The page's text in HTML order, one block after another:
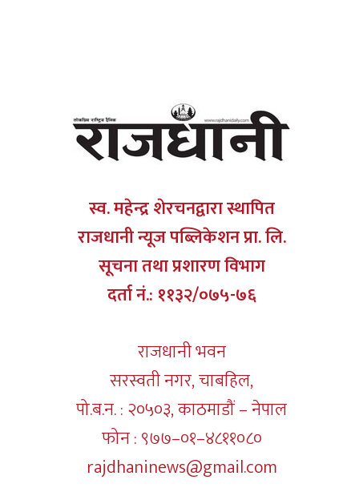
स्व. महेन्द्र शेरचनद्वारा स्थापित
राजधानी न्यूज पब्लिकेशन प्रा. लि.
सूचना तथा प्रशारण विभाग
दर्ता नं.: ११३२/०७५-७६
राजधानी भवन
सरस्वती नगर, चाबहिल,
पो.ब.न. : २०५०३, काठमाडौं – नेपाल
फोन : ९७७–०१–४८११०८०
rajdhaninews@gmail.com